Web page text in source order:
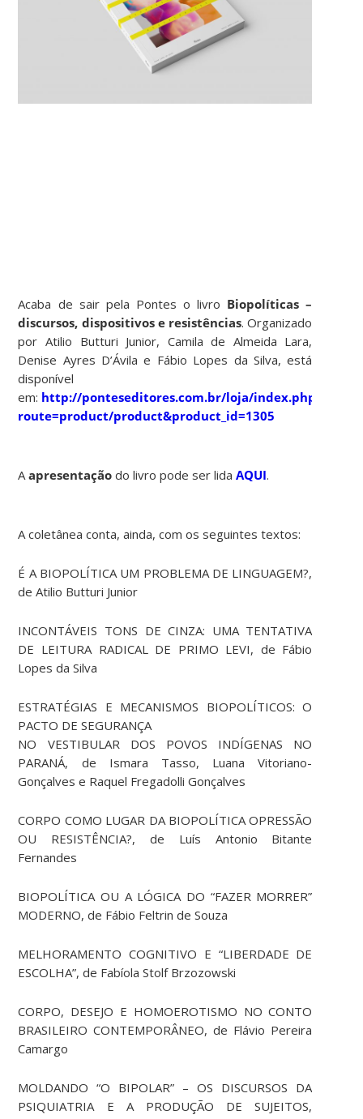
Acaba de sair pela Pontes o livro Biopolíticas –
discursos, dispositivos e resistências. Organizado
por Atilio Butturi Junior, Camila de Almeida Lara,
Denise Ayres D’Ávila e Fábio Lopes da Silva, está
disponível
em: http://ponteseditores.com.br/loja/index.php?
route=product/product&product_id=1305
Aapresentação do livro pode ser lidaAQUI.
A coletânea conta, ainda, com os seguintes textos:
É A BIOPOLÍTICA UM PROBLEMA DE LINGUAGEM?,
de Atilio Butturi Junior
INCONTÁVEIS TONS DE CINZA: UMA TENTATIVA
DE LEITURA RADICAL DE PRIMO LEVI, de Fábio
Lopes da Silva
ESTRATÉGIAS E MECANISMOS BIOPOLÍTICOS: O
PACTO DE SEGURANÇA
NO VESTIBULAR DOS POVOS INDÍGENAS NO
PARANÁ, de Ismara Tasso, Luana Vitoriano-
Gonçalves e Raquel Fregadolli Gonçalves
CORPO COMO LUGAR DA BIOPOLÍTICA OPRESSÃO
OU RESISTÊNCIA?, de Luís Antonio Bitante
Fernandes
BIOPOLÍTICA OU A LÓGICA DO “FAZER MORRER”
MODERNO, de Fábio Feltrin de Souza
MELHORAMENTO COGNITIVO E “LIBERDADE DE
ESCOLHA”, de Fabíola Stolf Brzozowski
CORPO, DESEJO E HOMOEROTISMO NO CONTO
BRASILEIRO CONTEMPORÂNEO, de Flávio Pereira
Camargo
MOLDANDO “O BIPOLAR” – OS DISCURSOS DA
PSIQUIATRIA E A PRODUÇÃO DE SUJEITOS,